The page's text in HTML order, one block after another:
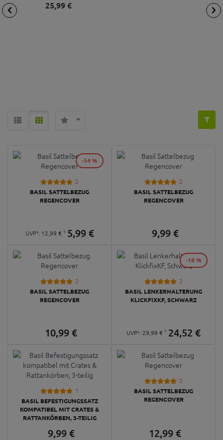
25,99 €
2
BASIL SATTELBEZUG
REGENCOVER
UVP¹: 12, 99 € 1 5,99 €
-54 %
2
BASIL SATTELBEZUG
REGENCOVER
9,99 €
2
BASIL SATTELBEZUG
REGENCOVER
10,99€
2
BASIL LENKERHALTERUNG
KLICKFIXKF, SCHWARZ
UVP¹: 29, 99 € 1 24,52 €
-18 %
1
BASIL BEFESTIGUNGSSATZ
KOMPATIBEL MIT CRATES &
RATTANKÖRBEN, 3-TEILIG
9,99 €
2
BASIL SATTELBEZUG
REGENCOVER
12,99€